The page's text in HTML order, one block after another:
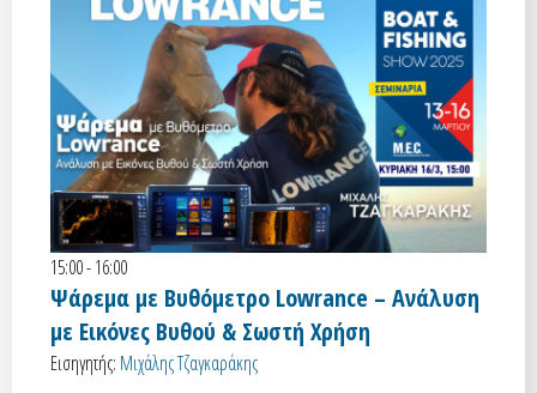
15:00 - 16:00
Ψάρεμα με Βυθόμετρο Lowrance – Ανάλυση
με Εικόνες Βυθού & Σωστή Χρήση
Εισηγητής: Μιχάλης Τζαγκαράκης